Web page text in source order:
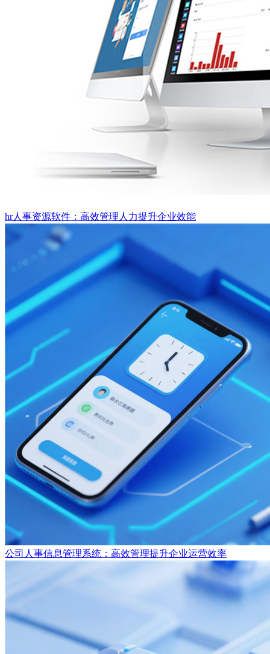
hr人事资源软件：高效管理人力提升企业效能
公司人事信息管理系统：高效管理提升企业运营效率